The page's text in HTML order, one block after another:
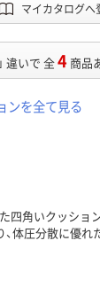
マイカタログへ
違いで 全4 商品
ンを全て見る
四角いクッショ
体圧分散に優